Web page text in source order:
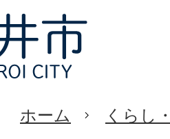
ホーム くらし